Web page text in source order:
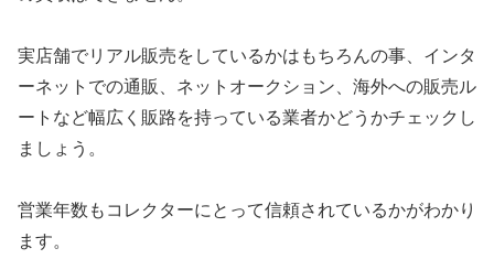
実店舗でリアル販売をしているかはもちろんの事、インタ
ーネットでの通販、ネットオークション、海外への販売ル
ートなど幅広く販路を持っている業者かどうかチェックし
ましょう。
営業年数もコレクターにとって信頼されているかがわかり
ます。